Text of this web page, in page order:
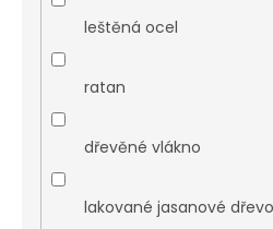
leštěná ocel
ratan
dřevěné vlákno
lakované jasanové dřevo